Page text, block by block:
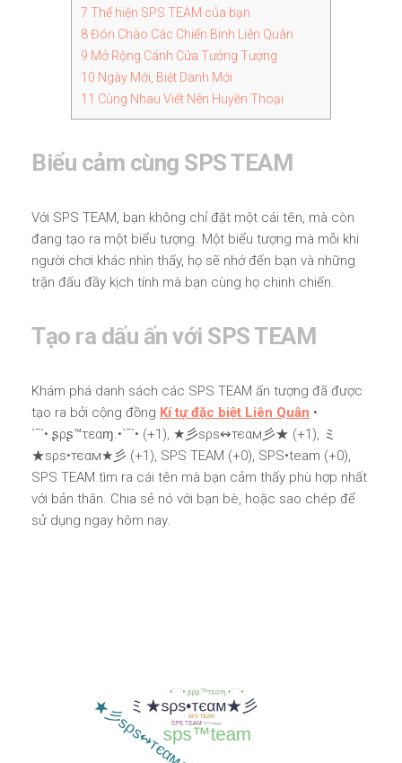
7 Thể hiện SPS TEAM của bạn
8Đón Chào Các Chiến Binh Liên Quân
9 Mở Rộng Cánh Cửa Tưởng Tượng
10 Ngày Mới, Biệt Danh Mới
11 Cùng Nhau Viết Nên Huyền Thoại
Biểu cảm cùng SPS TEAM
Với SPS TEAM, bạn không chỉ đặt một cái tên, mà còn
đang tạo ra một biểu tượng. Một biểu tượng mà mỗi khi
người chơi khác nhìn thấy, họ sẽ nhớ đến bạn và những
trận đấu đầy kịch tính mà bạn cùng họ chinh chiến.
Tạo ra dấu ấn với SPS TEAM
Khám phá danh sách các SPS TEAM ấn tượng đã được
tạo ra bởi cộng đồng Kí tự đặc biệt Liên Quân •
´¯`•.ʂρʂ™τεαɱ.•´¯`• (+1), ★彡ѕρѕ↭тєαм彡★ (+1), ミ
★ѕρѕ•тєαм★彡 (+1), SPS TEAM (+0), SPS•team (+0),
SPS TEAM tìm ra cái tên mà bạn cảm thấy phù hợp nhất
với bản thân. Chia sẻ nó với bạn bè, hoặc sao chép để
sử dụng ngay hôm nay.